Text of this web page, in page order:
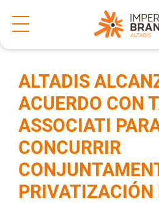
Nuestras Marcas
Compromiso
Inicio Notas de prensa
ALTADIS
ACUERDO CON
ASSOCIATI
CONCURRIR
PRIVATIZACIÓN